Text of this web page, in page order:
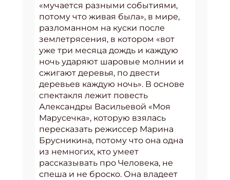
«мучается разными событиями,
потому что живая была», в мире,
разломанном на куски после
землетрясения, в котором «вот
уже три месяца дождь и каждую
ночь ударяют шаровые молнии и
сжигают деревья, по двести
деревьев каждую ночь». В основе
спектакля лежит повесть
Александры Васильевой «Моя
Марусечка», которую взялась
пересказать режиссер Марина
Брусникина, потому что она одна
из немногих, кто умеет
рассказывать про Человека, не
спеша и не броско. Она владеет